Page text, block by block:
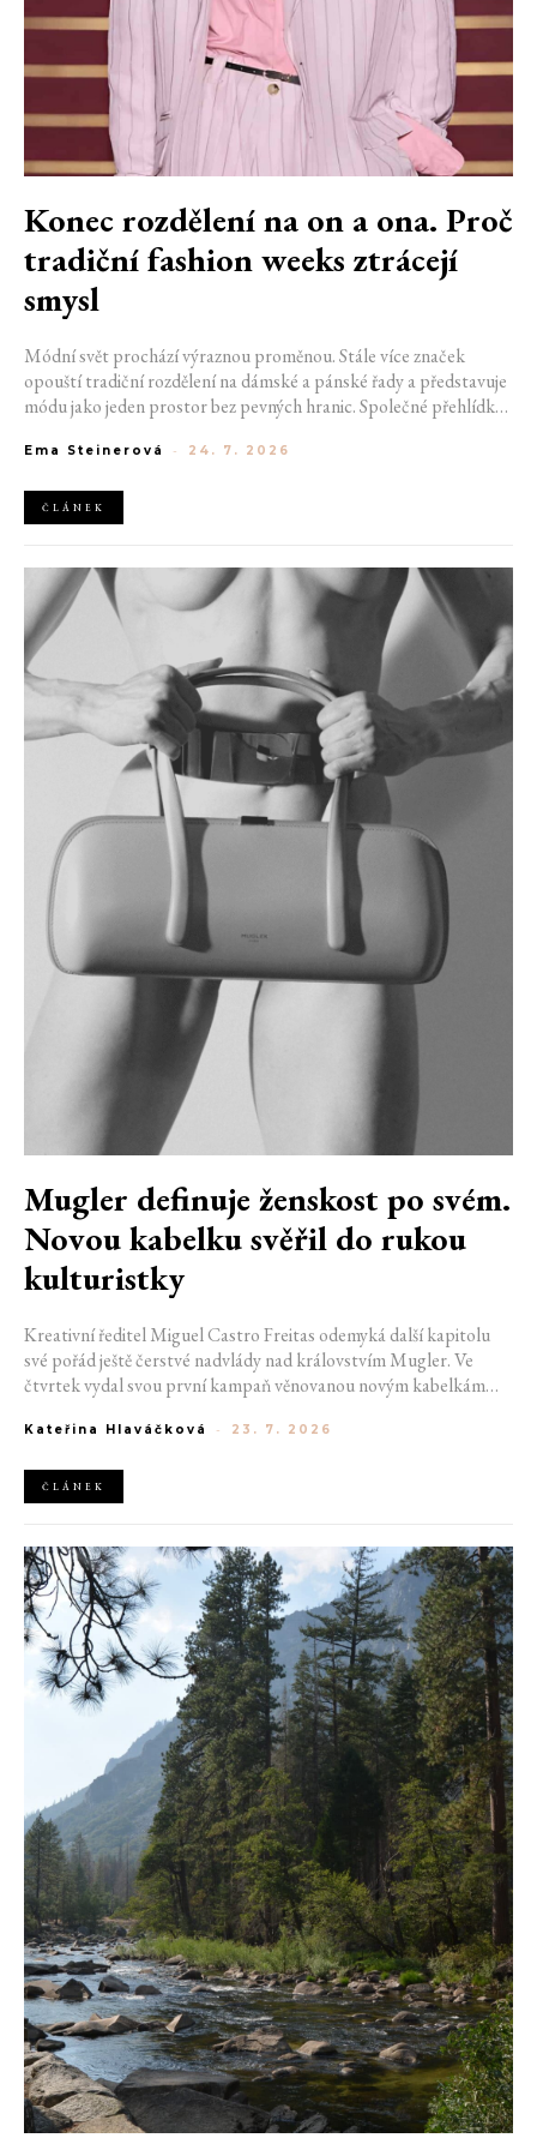
Konec rozdělení na on a ona. Proč
tradiční fashion weeks ztrácejí
smysl
Módní svět prochází výraznou proměnou. Stále více značek
opouští tradiční rozdělení na dámské a pánské řady a představuje
módu jako jeden prostor bez pevných hranic. Společné přehlídky,
klasické týdny módy mohou brzy vypadat úplně jinak.
Ema Steinerová - 24. 7. 2026
ČLÁNEK
Mugler definuje ženskost po svém.
Novou kabelku svěřil do rukou
kulturistky
Kreativní ředitel Miguel Castro Freitas odemyká další kapitolu
své pořád ještě čerstvé nadvlády nad královstvím Mugler. Ve
čtvrtek vydal svou první kampaň věnovanou novým kabelkám
do módního domu dorazil. Umně mísí výrazy minulosti a dávných
Kateřina Hlaváčková - 23. 7. 2026
ČLÁNEK